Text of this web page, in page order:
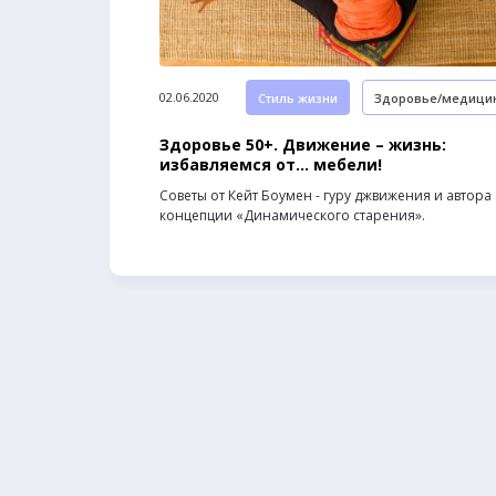
02.06.2020 Стиль жизни Здоровье/
Здоровье 50+. Движение – жизнь:
избавляемся от… мебели!
Советы от Кейт Боумен - гуру джвижения и автора
концепции «Динамического старения».